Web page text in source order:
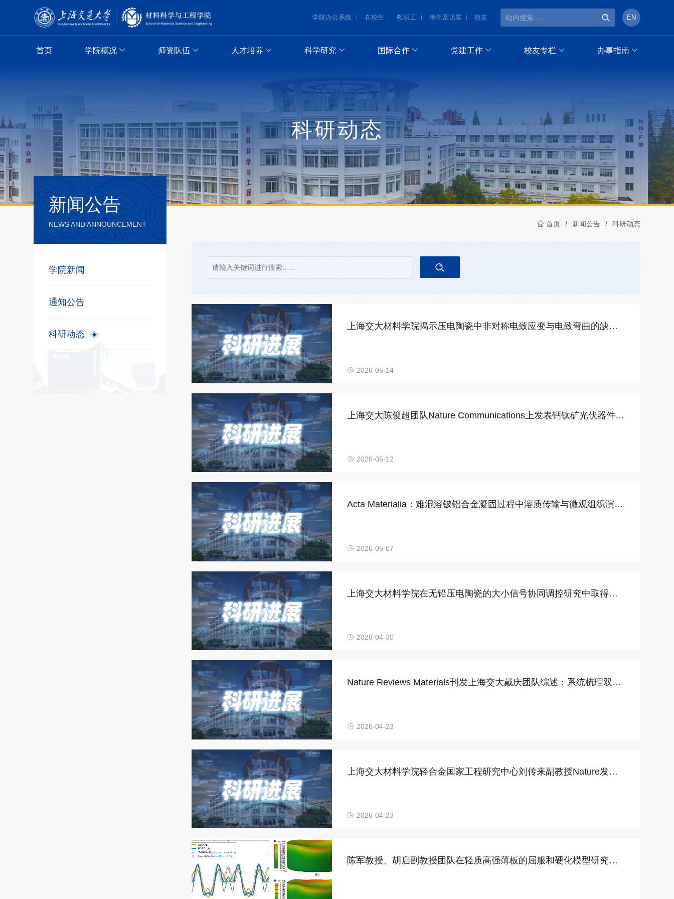
学院办公系统 在校生 教职工 考生及访客 校友 EN
首页 学院概况 师资队伍 人才培养 科学研究 国际合作 党建工作 校友专栏 办事指南
科研动态
首页 / 新闻公告 / 科研动态
新闻公告
NEWS AND ANNOUNCEMENT
学院新闻
通知公告
科研动态
上海交大材料学院揭示压电陶瓷中非对称电致应变与电致弯曲的缺陷
2026-05-14
上海交大陈俊超团队Nature Communications上发表钙钛矿光伏器件新
2026-05-12
Acta Materialia：难混溶铍铝合金凝固过程中溶质传输与微观组织演化
2026-05-07
上海交大材料学院在无铅压电陶瓷的大小信号协同调控研究中取得重
2026-04-30
Nature Reviews Materials刊发上海交大戴庆团队综述：系统梳理双曲
2026-04-23
上海交大材料学院轻合金国家工程研究中心刘传来副教授Nature发
2026-04-23
陈军教授、胡启副教授团队在轻质高强薄板的屈服和硬化模型研究领